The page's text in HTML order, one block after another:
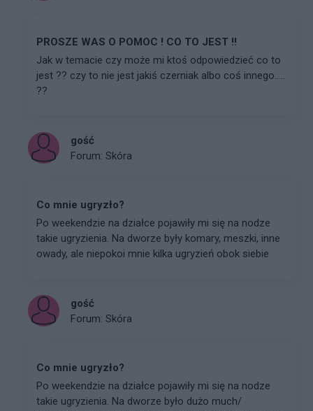
PROSZE WAS O POMOC ! CO TO JEST !!
Jak w temacie czy może mi ktoś odpowiedzieć co to
jest ?? czy to nie jest jakiś czerniak albo coś innego.....
??
gość
Forum: Skóra
Co mnie ugryzło?
Po weekendzie na działce pojawiły mi się na nodze
takie ugryzienia. Na dworze były komary, meszki, inne
owady, ale niepokoi mnie kilka ugryzień obok siebie
gość
Forum: Skóra
Co mnie ugryzło?
Po weekendzie na działce pojawiły mi się na nodze
takie ugryzienia. Na dworze było dużo much/